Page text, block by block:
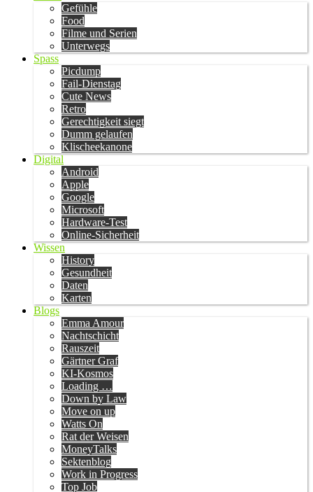
Gefühle
Food
Filme und Serien
Unterwegs
Spass
Picdump
Fail-Dienstag
Cute News
Retro
Gerechtigkeit siegt
Dumm gelaufen
Klischeekanone
Digital
Android
Apple
Google
Microsoft
Hardware-Test
Online-Sicherheit
Wissen
History
Gesundheit
Daten
Karten
Blogs
Emma Amour
Nachtschicht
Rauszeit
Gärtner Graf
KI-Kosmos
Loading …
Down by Law
Move on up
Watts On
Rat der Weisen
MoneyTalks
Sektenblog
Work in Progress
Top Job